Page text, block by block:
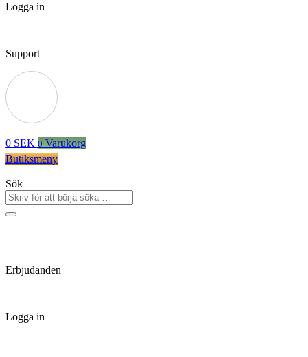
Logga in
Support
0 SEK 0 Varukorg
Butiksmeny
Sök
Erbjudanden
Logga in